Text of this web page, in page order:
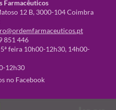
Farmacêuticos
12 B, 3000-104 Coimbra
851 446
feira 10h00-12h30, 14h00-
12h30
no Facebook